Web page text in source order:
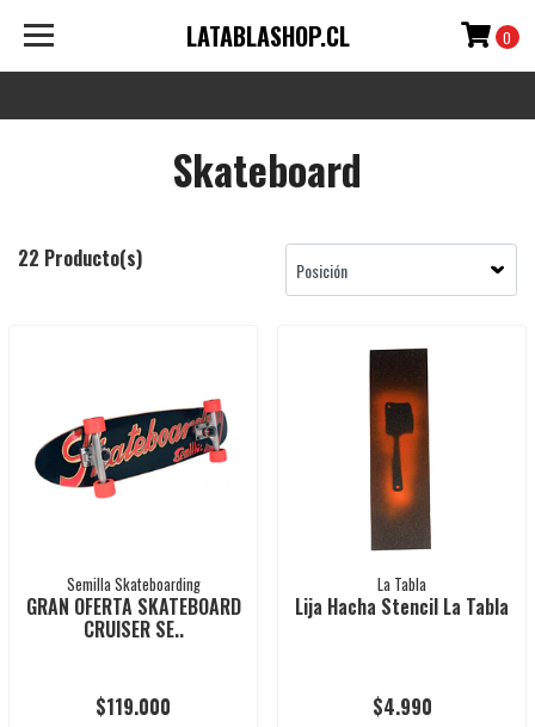
LATABLASHOP.CL 0
Skateboard
22 Producto(s)
Semilla Skateboarding
GRAN OFERTA SKATEBOARD
CRUISER SE..
$119.000
La Tabla
Lija Hacha Stencil La Tabla
$4.990